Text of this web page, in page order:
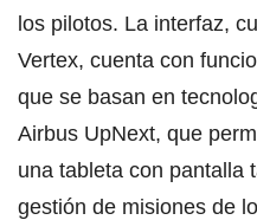
los pilotos. La interfaz,
Vertex, cuenta con
que se basan en
Airbus UpNext, que
una tableta con pantalla
gestión de misiones de